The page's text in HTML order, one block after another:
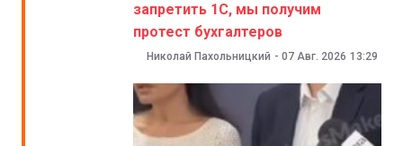
запретить 1С, мы получим
протест бухгалтеров
Николай Пахольницкий - 07 Авг. 2026 13:29